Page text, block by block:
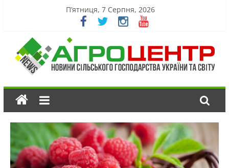
П’ятниця, 7 Серпня, 2026